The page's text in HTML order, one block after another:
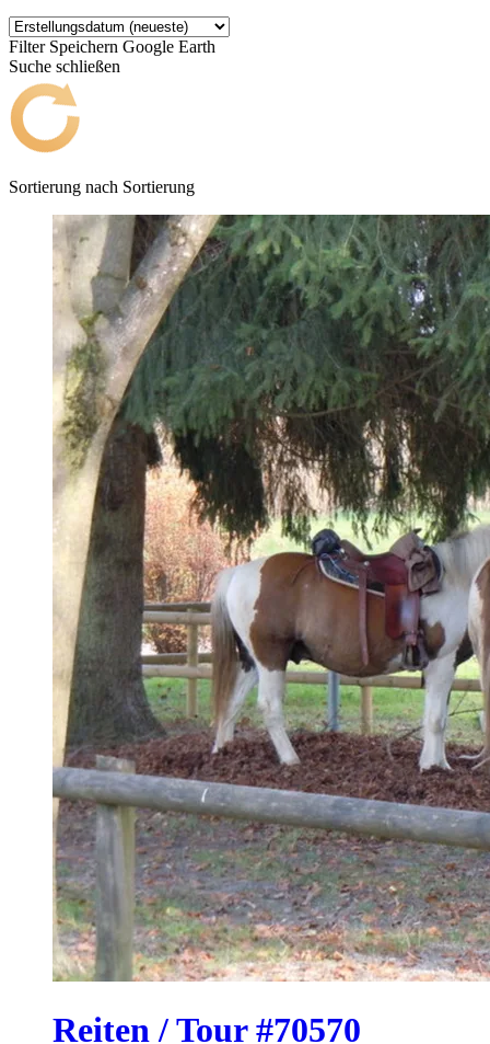
Filter Speichern Google Earth
Suche schließen
Sortierung nach Sortierung
Reiten / Tour #70570